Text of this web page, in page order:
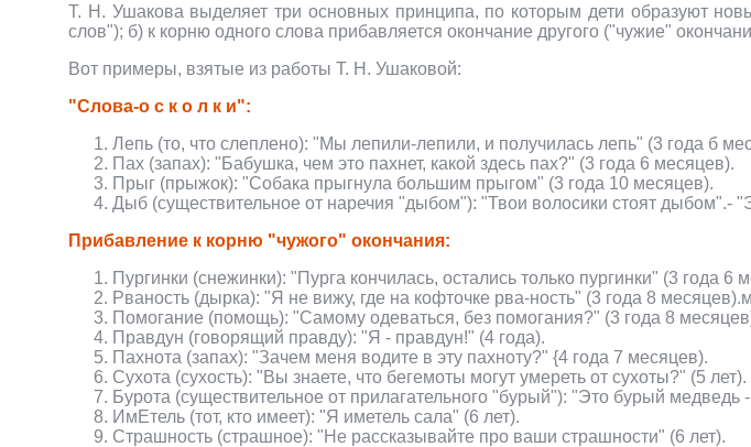
Т. Н. Ушакова выделяет три основных принципа, по которым дети образуют
слов"); б) к корню одного слова прибавляется окончание другого ("чужие"
Вот примеры, взятые из работы Т. Н. Ушаковой:
"Слова-о с к о л к и":
Лепь (то, что слеплено): "Мы лепили-лепили, и получилась лепь" (3 года б
Пах (запах): "Бабушка, чем это пахнет, какой здесь пах?" (3 года 6 месяцев).
Прыг (прыжок): "Собака прыгнула большим прыгом" (3 года 10 месяцев).
Дыб (существительное от наречия "дыбом"): "Твои волосики стоят дыбом".-
Прибавление к корню "чужого" окончания:
Пургинки (снежинки): "Пурга кончилась, остались только пургинки" (3 года 6
Рваность (дырка): "Я не вижу, где на кофточке рва-ность" (3 года 8
Помогание (помощь): "Самому одеваться, без помогания?" (3 года 8
Правдун (говорящий правду): "Я - правдун!" (4 года).
Пахнота (запах): "Зачем меня водите в эту пахноту?" {4 года 7 месяцев).
Сухота (сухость): "Вы знаете, что бегемоты могут умереть от сухоты?" (5 лет).
Бурота (существительное от прилагательного "бурый"): "Это бурый медведь
ИмЕтель (тот, кто имеет): "Я иметель сала" (6 лет).
Страшность (страшное): "Не рассказывайте про ваши страшности" (6 лет).